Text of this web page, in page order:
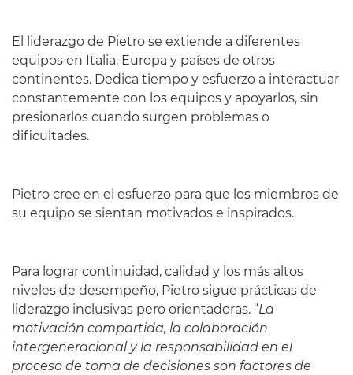
El liderazgo de Pietro se extiende a diferentes
equipos en Italia, Europa y países de otros
continentes. Dedica tiempo y esfuerzo a interactuar
constantemente con los equipos y apoyarlos, sin
presionarlos cuando surgen problemas o
dificultades.
Pietro cree en el esfuerzo para que los miembros de
su equipo se sientan motivados e inspirados.
Para lograr continuidad, calidad y los más altos
niveles de desempeño, Pietro sigue prácticas de
liderazgo inclusivas pero orientadoras. “La
motivación compartida, la colaboración
intergeneracional y la responsabilidad en el
proceso de toma de decisiones son factores de